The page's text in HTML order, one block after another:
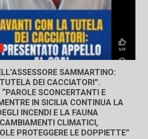
SAMMARTINO:
DEI CACCIATORI”.
“PAROLE SCONCERTANTI E
IN SICILIA CONTINUA LA
INCENDI E LA FAUNA
CLIMATICI,
PROTEGGERE LE DOPPIETTE”